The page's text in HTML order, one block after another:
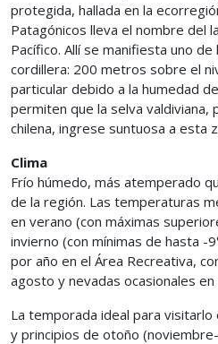
protegida, hallada en la
Patagónicos lleva el nombre del
Pacífico. Allí se manifiesta uno
cordillera: 200 metros sobre el
particular debido a la humedad
permiten que la selva valdiviana,
chilena, ingrese suntuosa a esta
Clima
Frío húmedo, más atemperado
de la región. Las temperaturas
en verano (con máximas
invierno (con mínimas de hasta -
por año en el Área Recreativa,
agosto y nevadas ocasionales
La temporada ideal para
y principios de otoño